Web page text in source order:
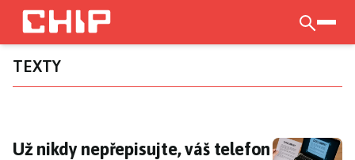
Přejít
hlavnímu
obsahu
TEXTY
Už nikdy nepřepisujte, váš telefon to umí
Už nikdy nepřepisujte, váš telefon